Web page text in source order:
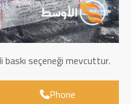
seçeneği mevcuttur.
Phone